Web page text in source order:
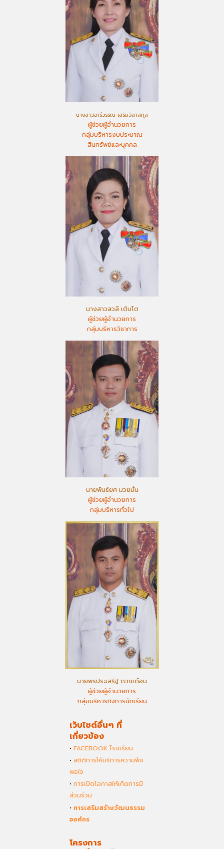
นางสาวอารีวรรณ เสริมวิลาสกุล
ผู้ช่วยผู้อำนวยการ
กลุ่มบริหารงบประมาณ
สินทรัพย์และบุคคล
นางสาวสวลี เติบโต
ผู้ช่วยผู้อำนวยการ
กลุ่มบริหารวิชาการ
นายพันธ์ยศ มวยมั่น
ผู้ช่วยผู้อำนวยการ
กลุ่มบริหารทั่วไป
นายพรประเสริฐ ดวงเดือน
ผู้ช่วยผู้อำนวยการ
กลุ่มบริหารกิจการนักเรียน
เว็บไซต์อื่นๆ ที่
เกี่ยวข้อง
• FACEBOOK โรงเรียน
• สถิติการให้บริการความพึง
พอใจ
• การเปิดโอกาสให้เกิดการมี
ส่วนร่วม
• การเสริมสร้างวัฒนธรรม
องค์กร
โครงการ